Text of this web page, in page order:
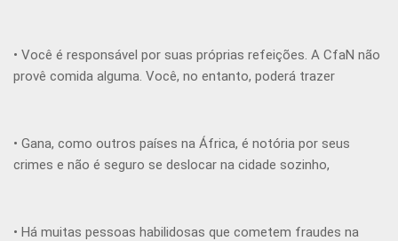
CfaN não se responsabilizará por falta de serviço ou higiene
nos hotéis.
• Você é responsável por suas próprias refeições. A CfaN não
provê comida alguma. Você, no entanto, poderá trazer
• Gana, como outros países na África, é notória por seus
crimes e não é seguro se deslocar na cidade sozinho,
• Há muitas pessoas habilidosas que cometem fraudes na